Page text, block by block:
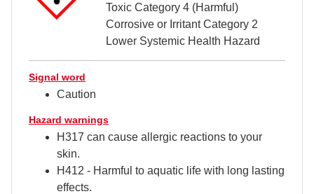
Toxic Category 4 (Harmful)
Corrosive or Irritant Category 2
Lower Systemic Health Hazard
Signal word
Caution
Hazard warnings
H317 can cause allergic reactions to your
skin.
H412 - Harmful to aquatic life with long lasting
effects.